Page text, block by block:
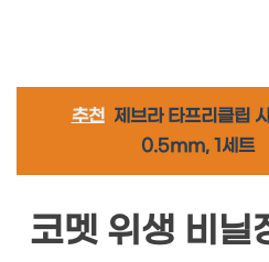
추천 제브라 타프리클립
0.5mm, 1세트
코멧 위생 비닐